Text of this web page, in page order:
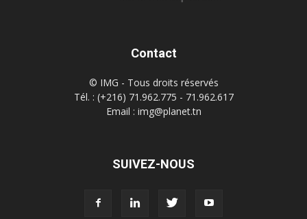
Contact
© IMG - Tous droits réservés
Tél. : (+216) 71.962.775 - 71.962.617
Email : img@planet.tn
SUIVEZ-NOUS